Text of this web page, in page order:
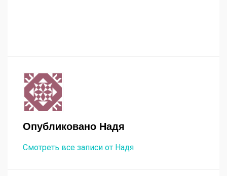
Опубликовано Надя
Смотреть все записи от Надя